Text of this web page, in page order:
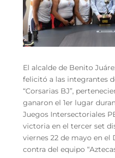
El alcalde de Benito
felicitó a las integrantes
“Corsarias BJ”,
ganaron el 1er lugar
Juegos Intersectoriales
victoria en el tercer set
viernes 22 de mayo en el
contra del equipo